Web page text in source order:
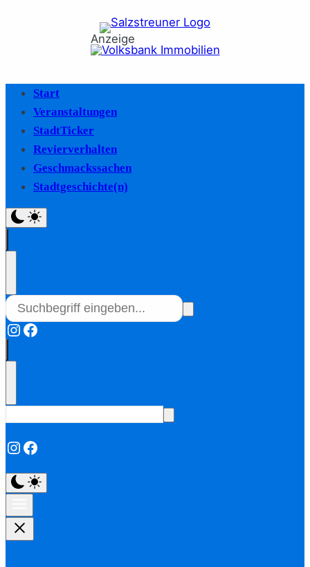
Anzeige
Start
Veranstaltungen
StadtTicker
Revierverhalten
Geschmackssachen
Stadtgeschichte(n)
Instagram
Facebook
Instagram
Facebook